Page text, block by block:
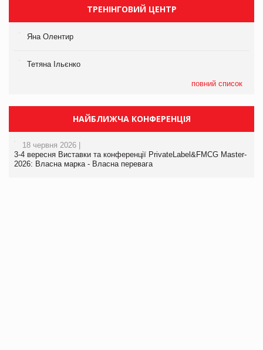
ТРЕНІНГОВИЙ ЦЕНТР
Яна Олентир
Тетяна Ільєнко
повний список
НАЙБЛИЖЧА КОНФЕРЕНЦІЯ
18 червня 2026 |
3-4 вересня Виставки та конференції PrivateLabel&FMCG Master-
2026: Власна марка - Власна перевага